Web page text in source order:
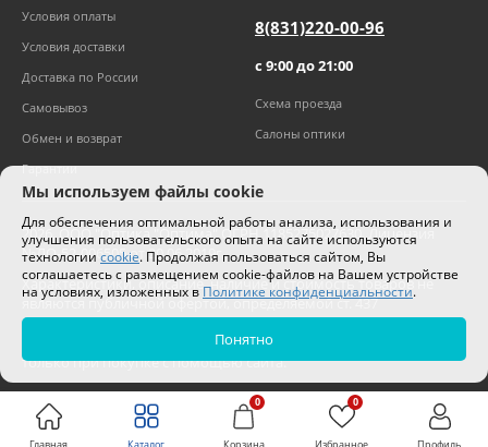
Условия оплаты
Условия доставки
Доставка по России
Самовывоз
Обмен и возврат
Гарантии
8(831)220-00-96
с 9:00 до 21:00
Схема проезда
Салоны оптики
2026,ООО "Оптика "Оптима"ОГРН 1185275027630. Лицензия
№ЛО-52-006505 от 20.06.2019г.
Характеристики, описание, наличие и стоимость товаров не
являются публичной офертой, определяемой ст. 437
Гражданского кодекса РФ.
Цены на сайте могут отличаться от цен в салонах и действуют
только при покупке с помощью сайта.
0 0
Мы используем файлы cookie
Для обеспечения оптимальной работы анализа, использования и
улучшения пользовательского опыта на сайте используются
технологии cookie. Продолжая пользоваться сайтом, Вы
соглашаетесь с размещением cookie-файлов на Вашем устройстве
на условиях, изложенных в Политике конфиденциальности.
Понятно